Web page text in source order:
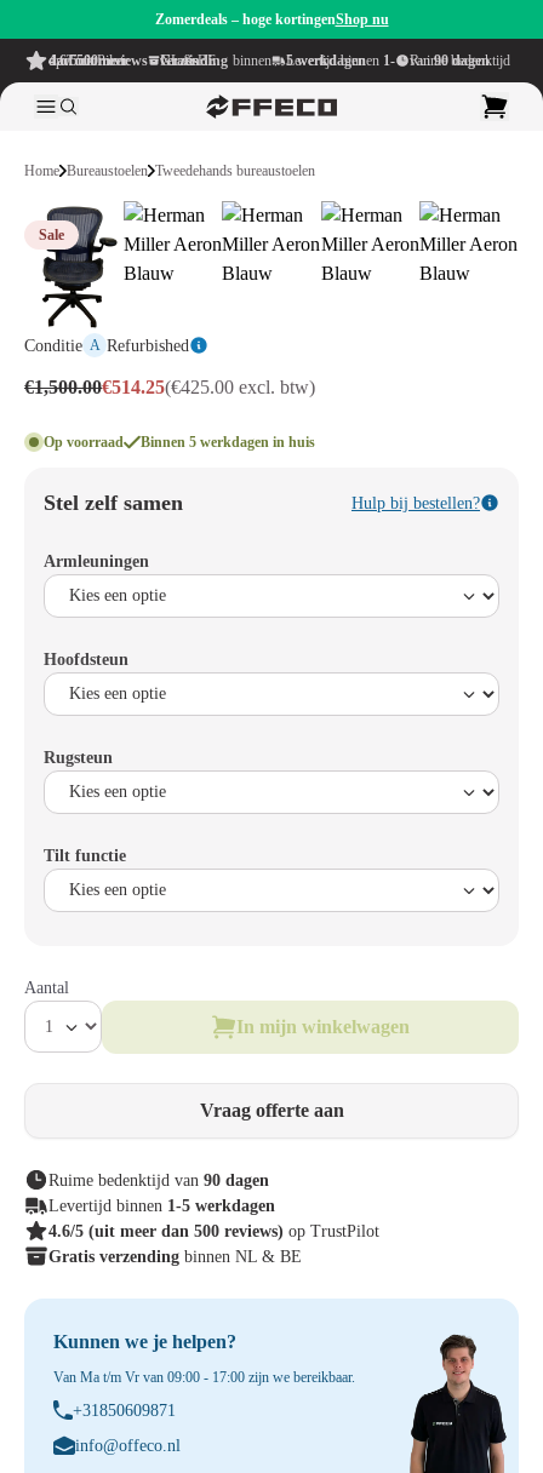
Zomerdeals – hoge kortingenShop nu
4.6/5
uit meer dan 500 reviews
op TrustPilot Gratis verzending
binnen NL & BE Levertijd binnen
1-5 werkdagen Ruime bedenktijd van90 dagen
Home Bureaustoelen Tweedehands bureaustoelen
Sale
Conditie A Refurbished
€1,500.00€514.25(€425.00 excl. btw)
Op voorraad Binnen 5 werkdagen in huis
Stel zelf samen Hulp bij bestellen?
Armleuningen
Hoofdsteun
Rugsteun
Tilt functie
Aantal
In mijn winkelwagen
Vraag offerte aan
Ruime bedenktijd van 90 dagen
Levertijd binnen 1-5 werkdagen
4.6/5 (uit meer dan 500 reviews) op TrustPilot
Gratis verzending binnen NL & BE
Kunnen we je helpen?
Van Ma t/m Vr van 09:00 - 17:00 zijn we bereikbaar.
+31850609871
info@offeco.nl